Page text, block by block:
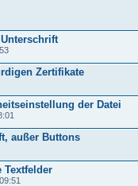
Zertifikate
der Datei
außer Buttons
Textfelder